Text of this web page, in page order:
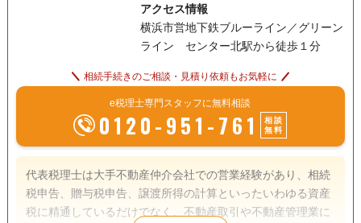
アクセス情報
横浜市営地下鉄ブルーライン／グリーン
ライン センター北駅から徒歩１分
相続手続きのご相談・見積り依頼もお気軽に
e税理士専門スタッフに無料相談
0120-951-761
相談
無料
代表税理士は大手不動産仲介会社での営業経験があり、相続
税申告、贈与税申告、譲渡所得の計算といったいわゆる資産
税に精通しているだけでなく、不動産取引や不動産管理業に